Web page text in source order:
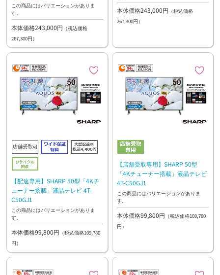
この商品にはバリエーションがありま
す。
本体価格243,000円 （税込価格
267,300円）
本体価格243,000円 （税込価格
267,300円）
【配達専用】SHARP 50型「4Kチ
ューナー搭載」液晶テレビ 4T-
C50GJ1
この商品にはバリエーションがありま
す。
本体価格99,800円 （税込価格109,780
円）
【店舗受取専用】SHARP 50型
「4Kチューナー搭載」液晶テレビ
4T-C50GJ1
この商品にはバリエーションがありま
す。
本体価格99,800円 （税込価格109,780
円）